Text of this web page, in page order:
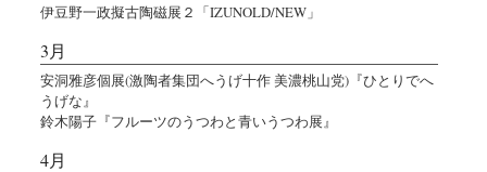
伊豆野一政擬古陶磁展２「IZUNOLD/NEW」
3月
安洞雅彦個展(激陶者集団へうげ十作 美濃桃山党)『ひとりでへ
うげな』
鈴木陽子『フルーツのうつわと青いうつわ展』
4月